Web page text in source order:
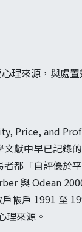
理來源，與處
Price, and
獻中早已記錄的
都「自評優於平
與 Odean
帳戶 1991 至
理來源。